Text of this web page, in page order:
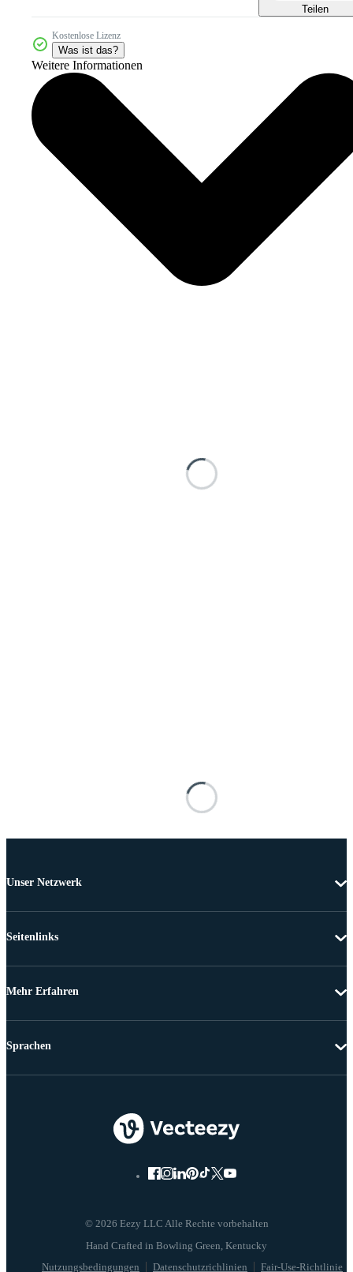
Teilen
Kostenlose Lizenz
Was ist das?
Weitere Informationen
Unser Netzwerk
Seitenlinks
Mehr Erfahren
© 2026 Eezy LLC Alle Rechte vorbehalten
Nutzungsbedingungen Datenschutzrichlinien Fair-Use-Richtlinie
Sprachen